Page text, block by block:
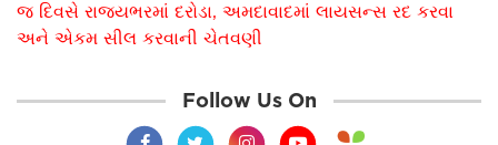
જ દિવસે રાજ્યભરમાં દરોડા, અમદાવાદમાં લાયસન્સ રદ કરવા
અને એકમ સીલ કરવાની ચેતવણી
Follow Us On